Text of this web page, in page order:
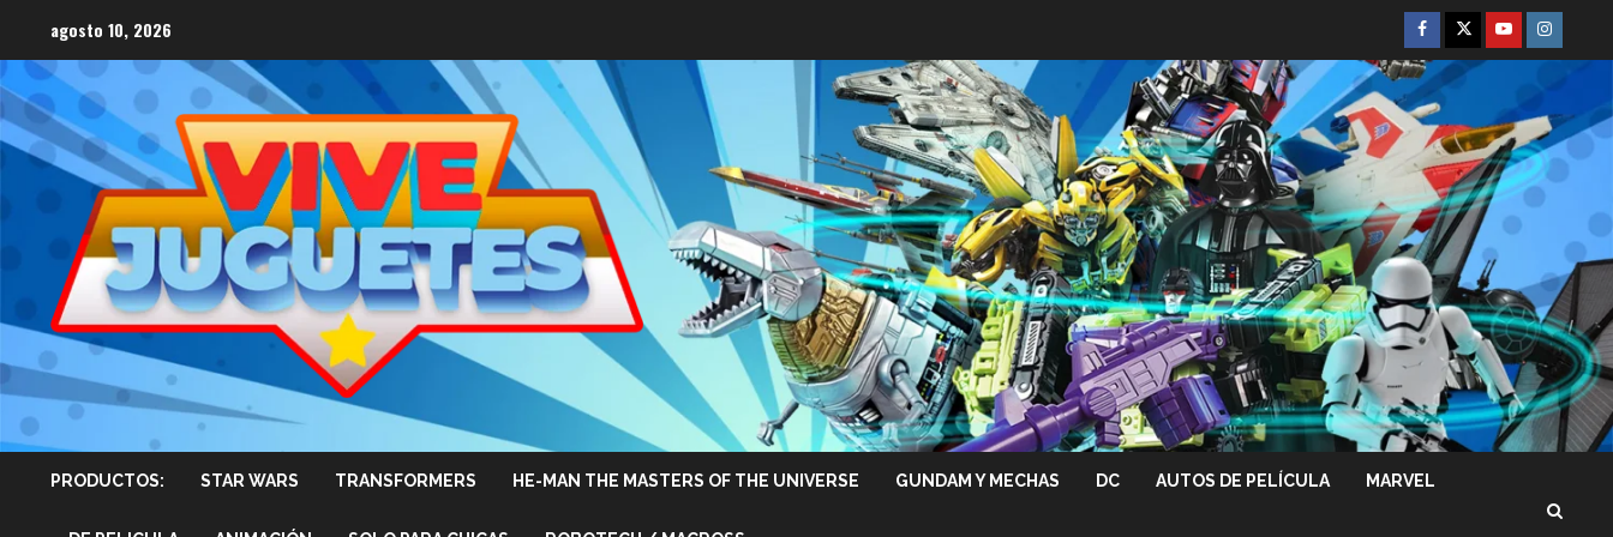
contenido
agosto 10, 2026 Facebook
TwitterYoutube
PRODUCTOS: STAR WARS TRANSFORMERS HE-MAN THE MASTERS OF THE UNIVERSE GUNDAM Y MECHAS DC AUTOS DE PELÍCULA MARVEL